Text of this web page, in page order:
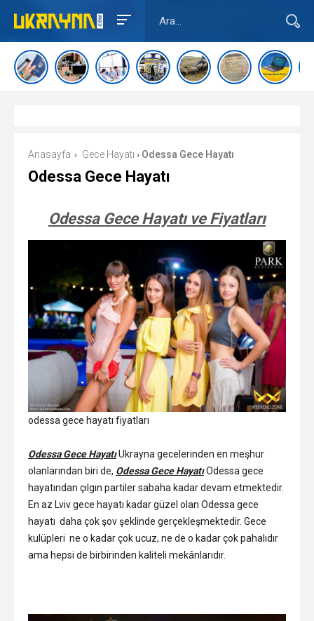
Anasayfa › Gece Hayatı › Odessa Gece Hayatı
Odessa Gece Hayatı
Odessa Gece Hayatı ve Fiyatları
odessa gece hayatı fiyatları
Odessa Gece HayatıUkrayna gecelerinden en meşhur
olanlarından biri de, Odessa Gece HayatıOdessa gece
hayatından çılgın partiler sabaha kadar devam etmektedir.
En az Lviv gece hayatı kadar güzel olan Odessa gece
hayatı daha çok şov şeklinde gerçekleşmektedir. Gece
kulüpleri ne o kadar çok ucuz, ne de o kadar çok pahalıdır
ama hepsi de birbirinden kaliteli mekânlarıdır.